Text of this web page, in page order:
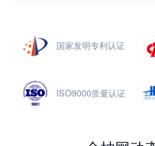
国家发明专利认证
ISO9000质量认证